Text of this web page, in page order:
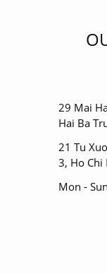
29 Mai
Hai Ba
21 Tu
3, Ho Chi
Mon -